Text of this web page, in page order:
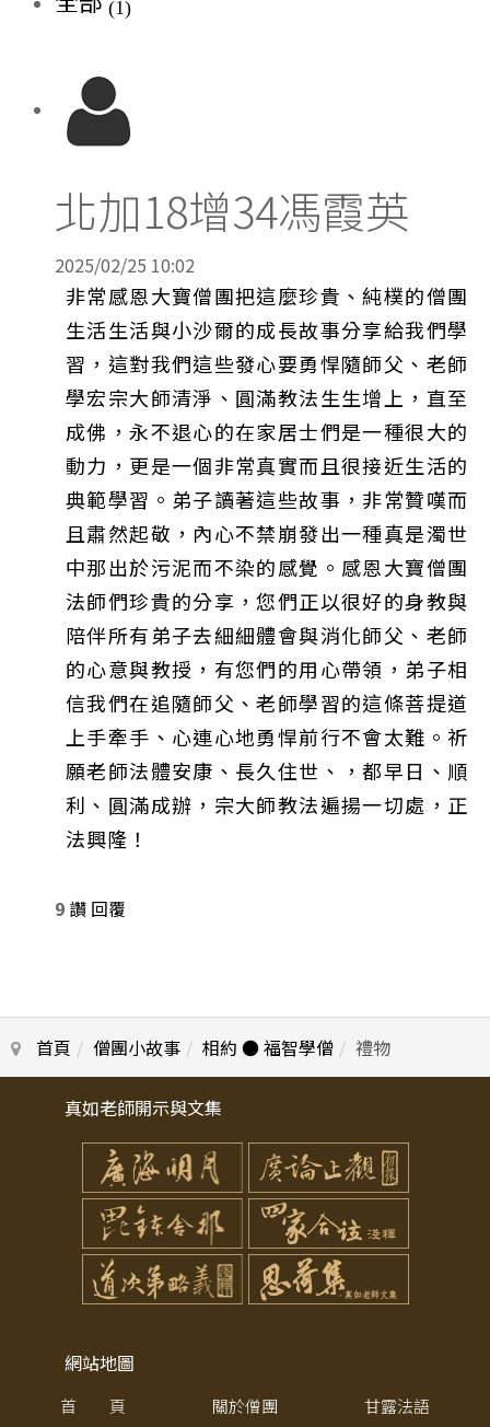
(1)
北加18增34馮霞英
2025/02/25 10:02
非常感恩大寶僧團把這麼珍貴、純樸的僧團
生活生活與小沙爾的成長故事分享給我們學
習，這對我們這些發心要勇悍隨師父、老師
學宏宗大師清淨、圓滿教法生生增上，直至
成佛，永不退心的在家居士們是一種很大的
動力，更是一個非常真實而且很接近生活的
典範學習。弟子讀著這些故事，非常贊嘆而
且肅然起敬，內心不禁崩發出一種真是濁世
中那出於污泥而不染的感覺。感恩大寶僧團
法師們珍貴的分享，您們正以很好的身教與
陪伴所有弟子去細細體會與消化師父、老師
的心意與教授，有您們的用心帶領，弟子相
信我們在追隨師父、老師學習的這條菩提道
上手牽手、心連心地勇悍前行不會太難。祈
願老師法體安康、長久住世、，都早日、順
利、圓滿成辦，宗大師教法遍揚一切處，正
法興隆！
9 讚 回覆
首頁 僧團小故事 相約 ● 福智學僧 禮物
真如老師開示與文集
網站地圖
首 頁 關於僧團
甘露法語